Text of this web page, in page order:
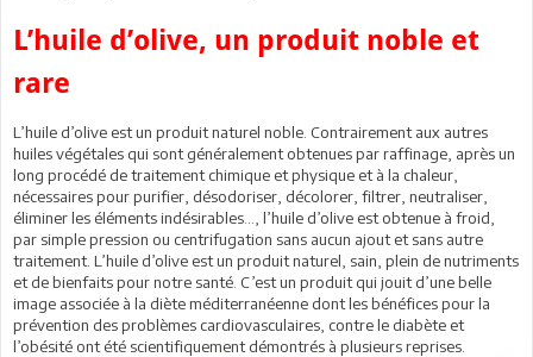
L’huile d’olive, un produit noble et
rare
L’huile d’olive est un produit naturel noble. Contrairement aux autres
huiles végétales qui sont généralement obtenues par raffinage, après un
long procédé de traitement chimique et physique et à la chaleur,
nécessaires pour purifier, désodoriser, décolorer, filtrer, neutraliser,
éliminer les éléments indésirables…, l’huile d’olive est obtenue à froid,
par simple pression ou centrifugation sans aucun ajout et sans autre
traitement. L’huile d’olive est un produit naturel, sain, plein de nutriments
et de bienfaits pour notre santé. C’est un produit qui jouit d’une belle
image associée à la diète méditerranéenne dont les bénéfices pour la
prévention des problèmes cardiovasculaires, contre le diabète et
l’obésité ont été scientifiquement démontrés à plusieurs reprises.